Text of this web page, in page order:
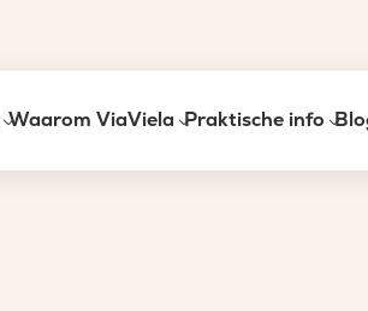
Waarom ViaViela Praktische info